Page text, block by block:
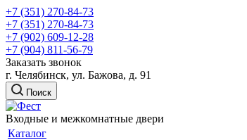
+7 (351) 270-84-73
+7 (351) 270-84-73
+7 (902) 609-12-28
+7 (904) 811-56-79
Заказать звонок
г. Челябинск, ул. Бажова, д. 91
Поиск
Входные и межкомнатные двери
Каталог